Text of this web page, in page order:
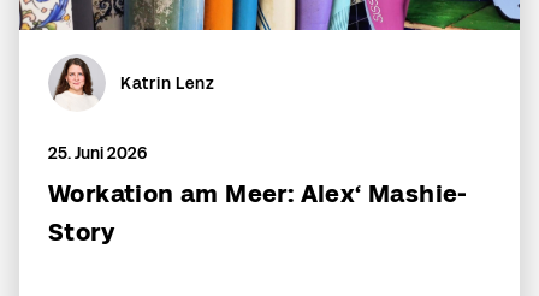
Katrin Lenz
25. Juni 2026
Workation am Meer: Alex‘ Mashie-
Story